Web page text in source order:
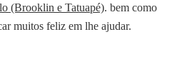
(Brooklin e Tatuapé). bem como
muitos feliz em lhe ajudar.